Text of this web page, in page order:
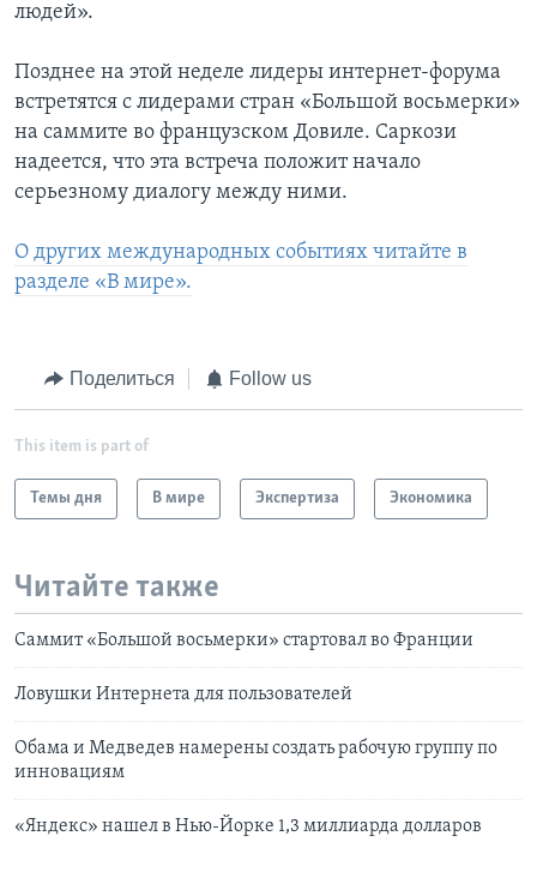
людей».
Позднее на этой неделе лидеры интернет-форума
встретятся с лидерами стран «Большой восьмерки»
на саммите во французском Довиле. Саркози
надеется, что эта встреча положит начало
серьезному диалогу между ними.
О других международных событиях читайте в
разделе «В мире».
Поделиться Follow us
This item is part of
Темы дня В мире Экспертиза Экономика
Читайте также
Саммит «Большой восьмерки» стартовал во Франции
Ловушки Интернета для пользователей
Обама и Медведев намерены создать рабочую группу по
инновациям
«Яндекс» нашел в Нью-Йорке 1,3 миллиарда долларов